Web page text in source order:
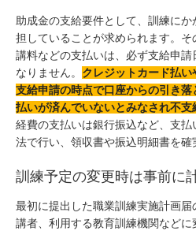
助成金の支給要件として、訓練に
担していることが求められます。
講料などの支払いは、必ず支給申
なりません。 クレジットカード払い
支給申請の時点で口座からの引き
払いが済んでいないとみなされ不支
経費の支払いは銀行振込など、支
法で行い、領収書や振込明細書を確
訓練予定の変更時は事前に
最初に提出した職業訓練実施計画
講者、利用する教育訓練機関など